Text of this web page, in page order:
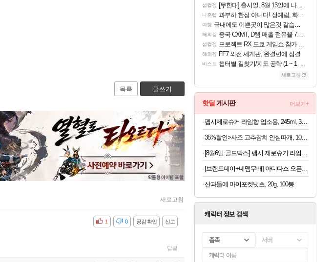
목록 글쓰기
새로고침
신고
공감 확인
비공감 0
1
답글
섭컬겜 [무한대] 출시일, 8월 13일에 나오나
나혼렙 과부하 한정 아니다! 정예림, 화속성 서포터 세대 교체
여행 국내에도 이쁜곳이 많은것 같습니다
해외겜 중국 CXMT, D램 매출 점유율 7%…글로벌 4위로 부상
섭컬겜 프로젝트 RX 도쿄 게임쇼 참가 결정
해외겜 FF7 외전 세계관, 완결편에 집결
비스트 챕터별 길찾기/지도 공략 (1 ~ 12장)
새로고침
핫딜 게시판 더보기+
펩시제로슈거 라임향 업소용, 245ml, 30개
35%할인>사조 고추참치 안심따개, 100g, 10개
산과들에 마이포켓넛츠, 20g, 100봉
캐릭터 정보 검색
종족 서버